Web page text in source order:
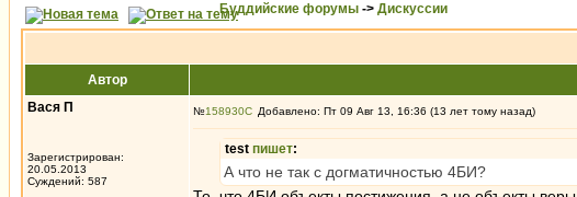
Буддийские форумы -> Дискуссии
Автор
Вася П
Зарегистрирован:
20.05.2013
Суждений: 587
№158930 Добавлено: Пт 09 Авг 13, 16:36 (13 лет тому назад)
test пишет:
А что не так с догматичностью 4БИ?